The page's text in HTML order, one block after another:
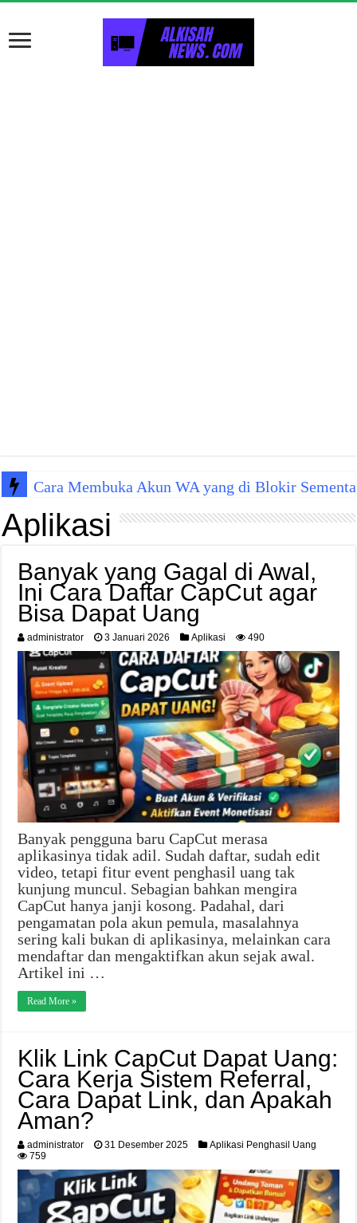
Cara Membuka Akun WA yang di Blokir
Aplikasi
Banyak yang Gagal di Awal,
Ini Cara Daftar CapCut agar
Bisa Dapat Uang
administrator 3 Januari 2026 Aplikasi 490
Banyak pengguna baru CapCut merasa
aplikasinya tidak adil. Sudah daftar, sudah edit
video, tetapi fitur event penghasil uang tak
kunjung muncul. Sebagian bahkan mengira
CapCut hanya janji kosong. Padahal, dari
pengamatan pola akun pemula, masalahnya
sering kali bukan di aplikasinya, melainkan cara
mendaftar dan mengaktifkan akun sejak awal.
Artikel ini …
Read More »
Klik Link CapCut Dapat Uang:
Cara Kerja Sistem Referral,
Cara Dapat Link, dan Apakah
Aman?
administrator 31 Desember 2025
Aplikasi Penghasil Uang
759